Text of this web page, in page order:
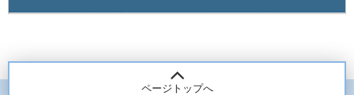
ページトップへ